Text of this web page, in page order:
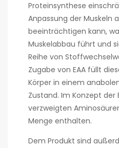
Proteinsynthese
Anpassung der Muskeln
beeinträchtigen kann,
Muskelabbau führt und
Reihe von
Zugabe von EAA füllt
Körper in einem
Zustand. Im Konzept der
verzweigten
Menge enthalten.
Dem Produkt sind